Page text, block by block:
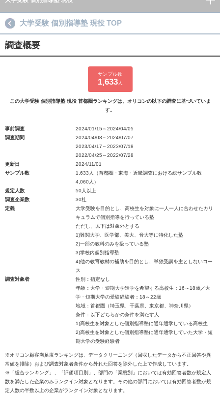
大学受験 個別指導塾 現役 TOP
調査概要
サンプル数
1,633人
この大学受験 個別指導塾 現役 首都圏ランキングは、オリコンの以下の調査に基づいていま
す。
事前調査
2024/01/15～2024/04/05
調査期間
2024/04/08～2024/07/07
2023/04/17～2023/07/18
2022/04/25～2022/07/28
更新日
2024/11/01
サンプル数
1,633人（首都圏・東海・近畿調査における総サンプル数
4,060人）
規定人数
50人以上
調査企業数
30社
定義
大学受験を目的とし、高校生を対象に一人一人に合わせたカリ
キュラムで個別指導を行っている塾
ただし、以下は対象外とする
1)難関大学、医学部、美大、音大等に特化した塾
2)一部の教科のみを扱っている塾
3)学校内個別指導塾
4)他の教育教材の補助を目的とし、単独受講を主としないコー
ス
調査対象者
性別：指定なし
年齢：大学・短期大学進学を希望する高校生：16～18歳／大
学・短期大学の受験経験者：18～22歳
地域：首都圏（埼玉県、千葉県、東京都、神奈川県）
条件：以下どちらかの条件を満たす人
1)高校生を対象とした個別指導塾に通年通学している高校生
2)高校生を対象とした個別指導塾に通年通学していた大学・短
期大学の受験経験者
※オリコン顧客満足度ランキングは、データクリーニング（回収したデータから不正回答や異
常値を排除）および調査対象者条件から外れた回答を除外した上で作成しています。
※「総合ランキング」、「評価項目別」、部門の「業態別」においては有効回答者数が規定人
数を満たした企業のみランクイン対象となります。その他の部門においては有効回答者数が規
定人数の半数以上の企業がランクイン対象となります。